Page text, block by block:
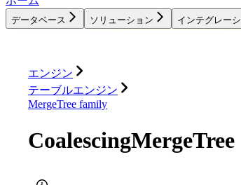
データベース ソリューション インテグレー
エンジン
テーブルエンジン
MergeTree family